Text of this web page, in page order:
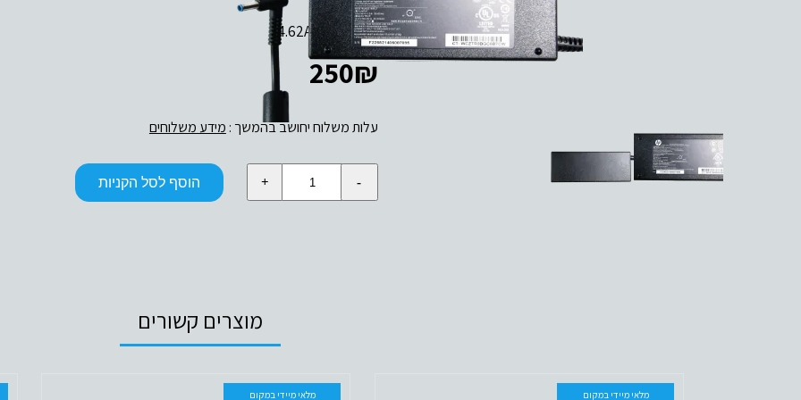
4.62A 19.5V 90W
250₪
עלות משלוח יחושב בהמשך : מידע משלוחים
כמות
הוסף לסל הקניות
מוצרים קשורים
מלאי מיידי במקום מלאי מיידי במקום